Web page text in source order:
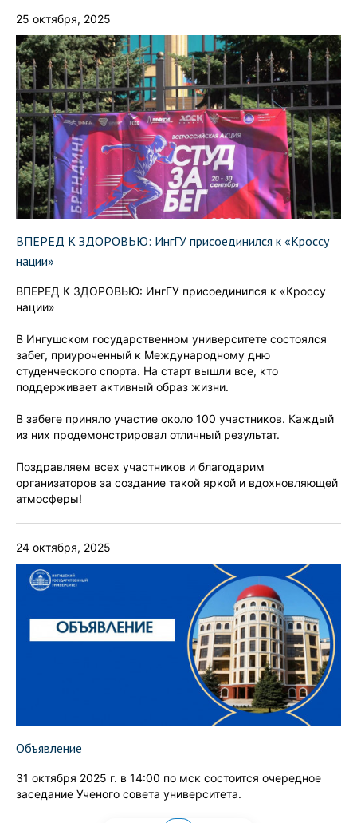
25 октября, 2025
ВПЕРЕД К ЗДОРОВЬЮ: ИнгГУ присоединился к «Кроссу
нации»
ВПЕРЕД К ЗДОРОВЬЮ: ИнгГУ присоединился к «Кроссу
нации»
В Ингушском государственном университете состоялся
забег, приуроченный к Международному дню
студенческого спорта. На старт вышли все, кто
поддерживает активный образ жизни.
В забеге приняло участие около 100 участников. Каждый
из них продемонстрировал отличный результат.
Поздравляем всех участников и благодарим
организаторов за создание такой яркой и вдохновляющей
атмосферы!
24 октября, 2025
Объявление
31 октября 2025 г. в 14:00 по мск состоится очередное
заседание Ученого совета университета.